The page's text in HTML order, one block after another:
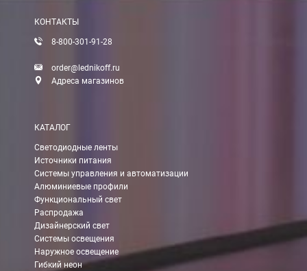
КОНТАКТЫ
8-800-301-91-28
order@lednikoff.ru
Адреса магазинов
КАТАЛОГ
Светодиодные ленты
Источники питания
Системы управления и автоматизации
Алюминиевые профили
Функциональный свет
Распродажа
Дизайнерский свет
Системы освещения
Наружное освещение
Гибкий неон